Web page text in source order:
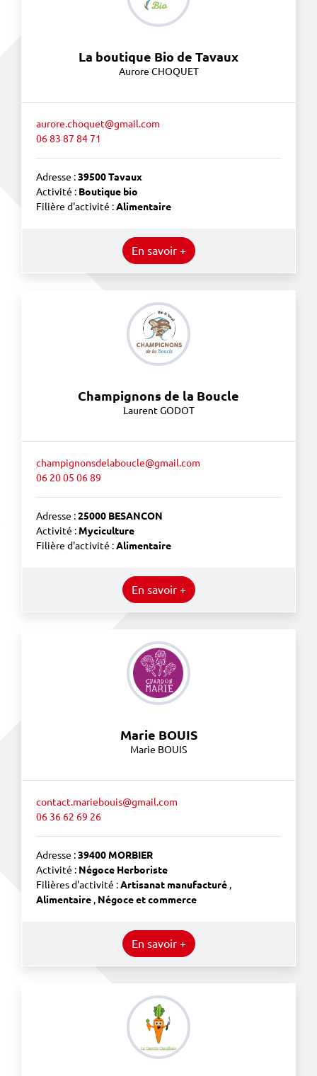
La boutique Bio de Tavaux
Aurore CHOQUET
aurore.choquet@gmail.com
06 83 87 84 71
Adresse :39500 Tavaux
Activité : Boutique bio
Filière d'activité :Alimentaire
En savoir +
Champignons de la Boucle
Laurent GODOT
champignonsdelaboucle@gmail.com
06 20 05 06 89
Adresse :25000 BESANCON
Activité : Myciculture
Filière d'activité :Alimentaire
En savoir +
Marie BOUIS
Marie BOUIS
contact.mariebouis@gmail.com
06 36 62 69 26
Adresse :39400 MORBIER
Activité : Négoce Herboriste
Filières d'activité :Artisanat manufacturé ,
Alimentaire , Négoce et commerce
En savoir +